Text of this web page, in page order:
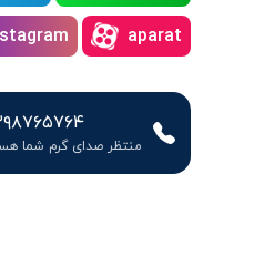
aparat
منتظر صدای گرم شما